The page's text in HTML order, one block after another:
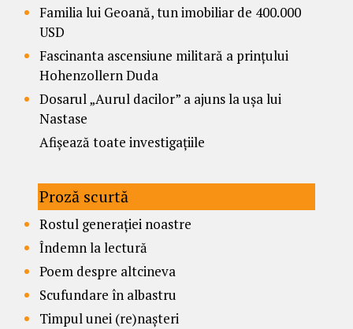
Familia lui Geoană, tun imobiliar de 400.000
USD
Fascinanta ascensiune militară a prințului
Hohenzollern Duda
Dosarul „Aurul dacilor” a ajuns la ușa lui
Nastase
Afișează toate investigațiile
Proză scurtă
Rostul generației noastre
Îndemn la lectură
Poem despre altcineva
Scufundare în albastru
Timpul unei (re)nașteri